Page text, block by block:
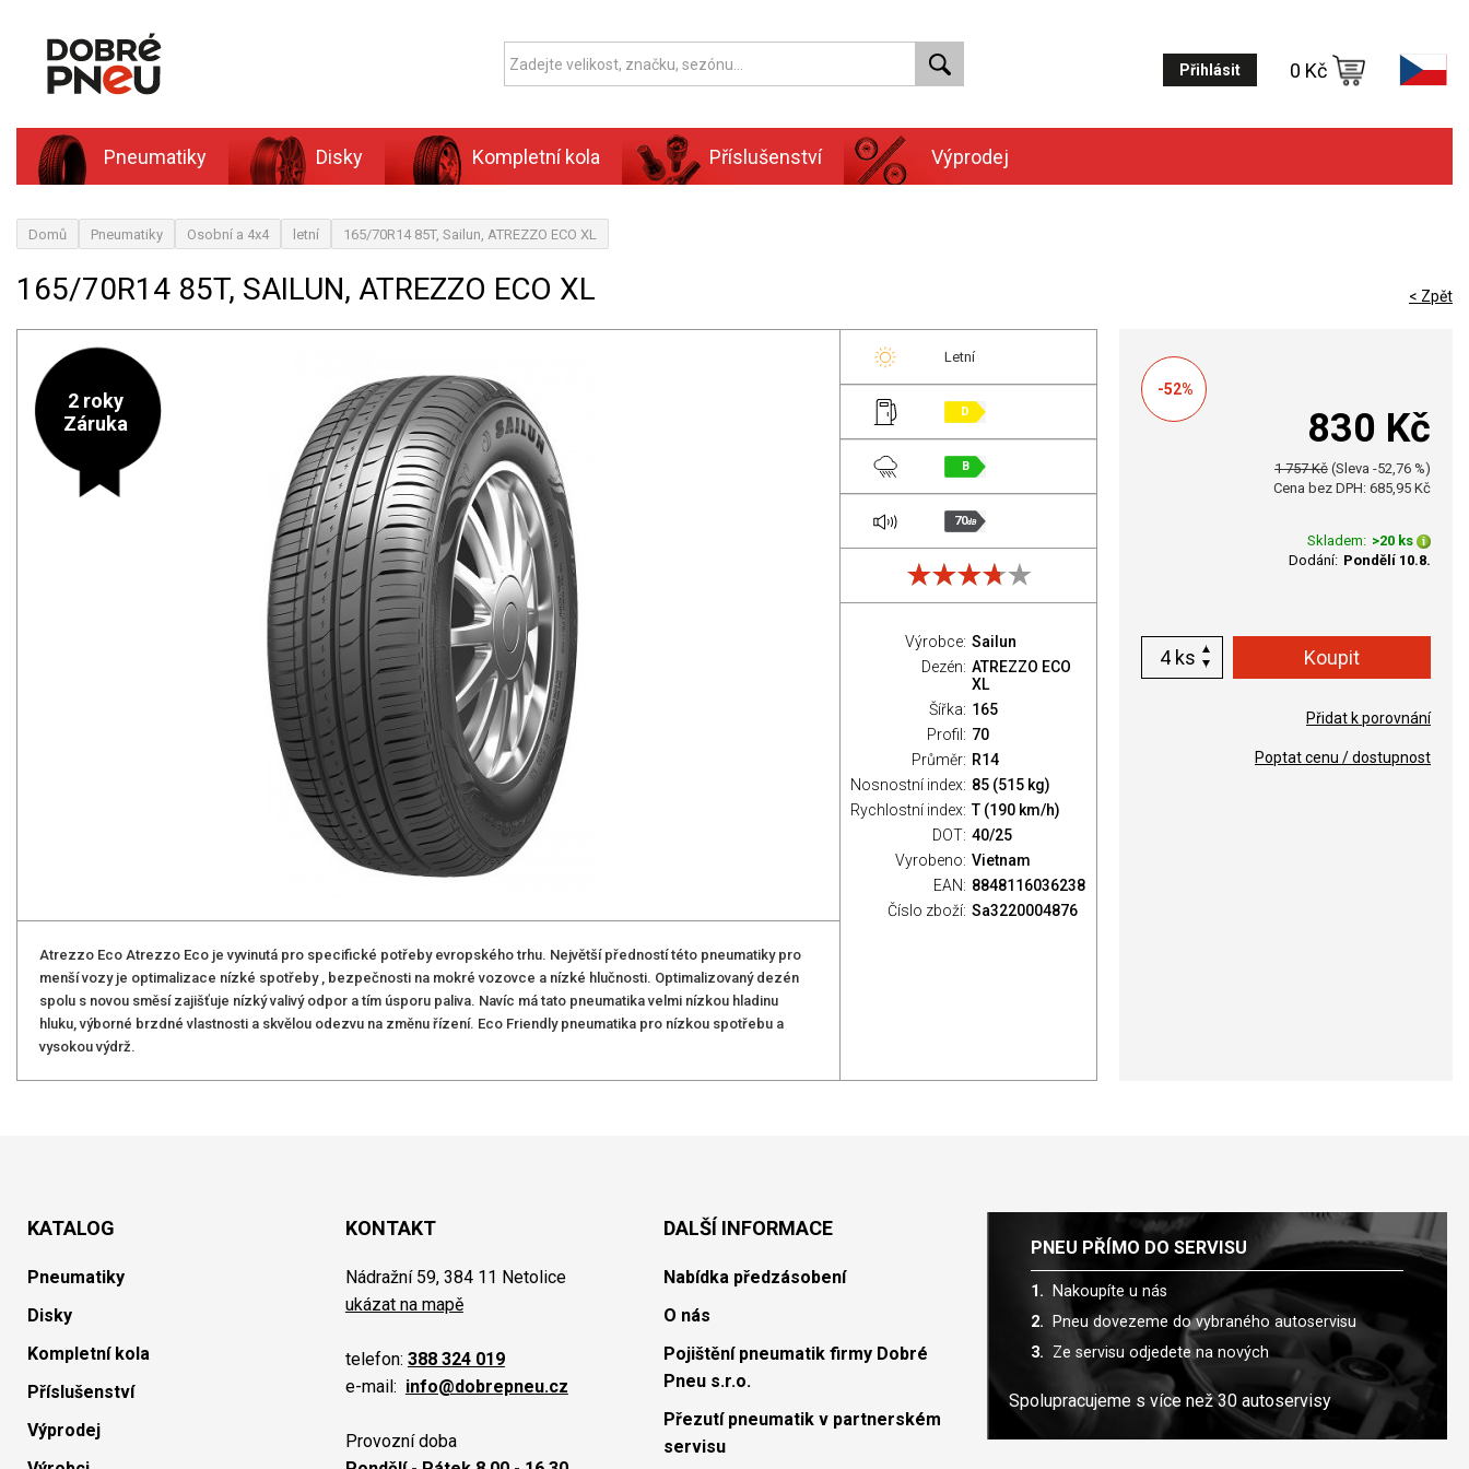
Přihlásit 0 Kč
Pneumatiky Disky Kompletní kola Příslušenství Výprodej
Domů Pneumatiky Osobní a 4x4 letní 165/70R14 85T, Sailun, ATREZZO ECO XL
165/70R14 85T, SAILUN, ATREZZO ECO XL < Zpět
2 roky
Záruka
Atrezzo Eco Atrezzo Eco je vyvinutá pro specifické potřeby evropského trhu. Největší předností této pneumatiky pro
menší vozy je optimalizace nízké spotřeby , bezpečnosti na mokré vozovce a nízké hlučnosti. Optimalizovaný dezén
spolu s novou směsí zajišťuje nízký valivý odpor a tím úsporu paliva. Navíc má tato pneumatika velmi nízkou hladinu
hluku, výborné brzdné vlastnosti a skvělou odezvu na změnu řízení. Eco Friendly pneumatika pro nízkou spotřebu a
vysokou výdrž.
Letní
D
B
70dB
Výrobce: Sailun
Dezén: ATREZZO ECO
XL
Šířka: 165
Profil: 70
Průměr: R14
Nosnostní index: 85 (515 kg)
Rychlostní index: T (190 km/h)
DOT: 40/25
Vyrobeno: Vietnam
EAN: 8848116036238
Číslo zboží: Sa3220004876
-52%
830 Kč
1 757 Kč (Sleva -52,76 %)
Cena bez DPH: 685,95 Kč
Skladem: >20 ks
Dodání: Pondělí 10.8.
ks
Přidat k porovnání
Poptat cenu / dostupnost
KATALOG
Pneumatiky
Disky
Kompletní kola
Příslušenství
Výprodej
KONTAKT
Nádražní 59, 384 11 Netolice
ukázat na mapě
telefon: 388 324 019
e-mail: info@dobrepneu.cz
Provozní doba
DALŠÍ INFORMACE
Nabídka předzásobení
O nás
Pojištění pneumatik firmy Dobré
Pneu s.r.o.
Přezutí pneumatik v partnerském
servisu
PNEU PŘÍMO DO SERVISU
Nakoupíte u nás
Pneu dovezeme do vybraného autoservisu
Ze servisu odjedete na nových
Spolupracujeme s více než 30 autoservisy